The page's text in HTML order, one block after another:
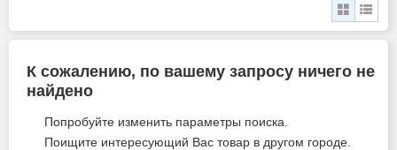
К сожалению, по вашему запросу ничего не
найдено
Попробуйте изменить параметры поиска.
Поищите интересующий Вас товар в другом городе.